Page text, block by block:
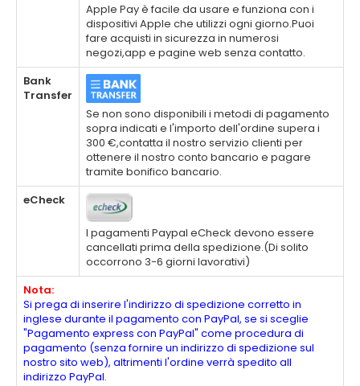
Apple Pay è facile da usare e funziona con i
dispositivi Apple che utilizzi ogni giorno.Puoi
fare acquisti in sicurezza in numerosi
negozi,app e pagine web senza contatto.
Bank
Transfer
Se non sono disponibili i metodi di pagamento
sopra indicati e l'importo dell'ordine supera i
300 €,contatta il nostro servizio clienti per
ottenere il nostro conto bancario e pagare
tramite bonifico bancario.
eCheck
I pagamenti Paypal eCheck devono essere
cancellati prima della spedizione.(Di solito
occorrono 3-6 giorni lavorativi)
Nota:
Si prega di inserire l'indirizzo di spedizione corretto in
inglese durante il pagamento con PayPal, se si sceglie
"Pagamento express con PayPal" come procedura di
pagamento (senza fornire un indirizzo di spedizione sul
nostro sito web), altrimenti l'ordine verrà spedito all
indirizzo PayPal.